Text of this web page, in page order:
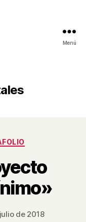
Menú
de 2018